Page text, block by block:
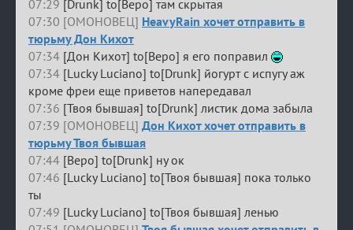
07:29 [Drunk] to[Веро] там скрытая
07:30 [ОМОНОВЕЦ] HeavyRain хочет отправить в
тюрьму Дон Кихот
07:34 [Дон Кихот] to[Веро] я его поправил
07:34 [Lucky Luciano] to[Drunk] йогурт с испугу аж
кроме фреи еще приветов напередавал
07:36 [Твоя бывшая] to[Drunk] листик дома забыла
07:39 [ОМОНОВЕЦ] Дон Кихот хочет отправить в
тюрьму Твоя бывшая
07:44 [Веро] to[Drunk] ну ок
07:46 [Lucky Luciano] to[Твоя бывшая] пока только
ты
07:49 [Lucky Luciano] to[Твоя бывшая] ленью